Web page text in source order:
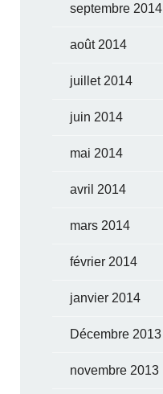
septembre 2014
août 2014
juillet 2014
juin 2014
mai 2014
avril 2014
mars 2014
février 2014
janvier 2014
Décembre 2013
novembre 2013